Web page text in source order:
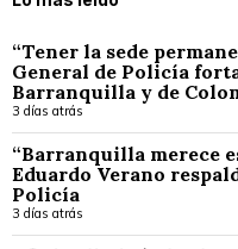
“Tener la sede
General de Policía
Barranquilla y de
3 días atrás
“Barranquilla merece
Eduardo Verano
Policía
3 días atrás